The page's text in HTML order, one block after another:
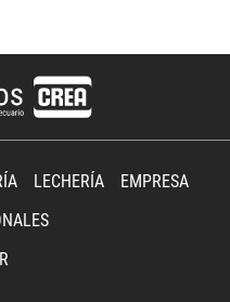
LECHERÍA
EMPRESA